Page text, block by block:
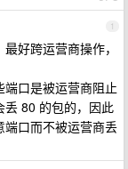
1
好跨运营商操作，
口是被运营商阻止
丢 80 的包的，因此
口而不被运营商丢